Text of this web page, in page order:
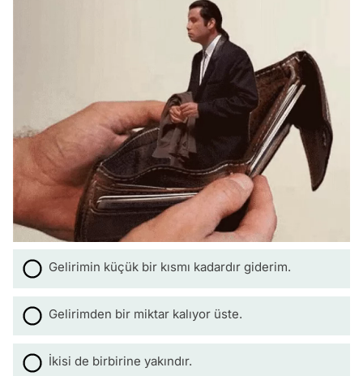
Gelirimin küçük bir kısmı kadardır giderim.
Gelirimden bir miktar kalıyor üste.
İkisi de birbirine yakındır.